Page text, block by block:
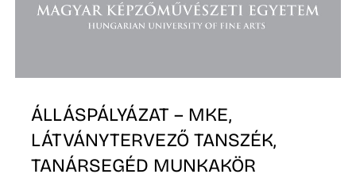
ÁLLÁSPÁLYÁZAT – MKE,
LÁTVÁNYTERVEZŐ TANSZÉK,
TANÁRSEGÉD MUNKAKÖR